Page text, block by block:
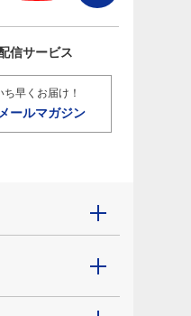
信サービス
早くお届け！
ールマガジン